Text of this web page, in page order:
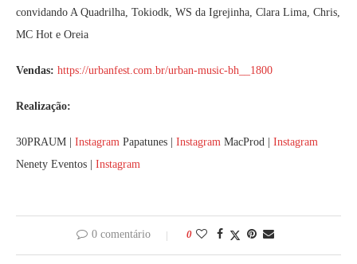
convidando A Quadrilha, Tokiodk, WS da Igrejinha, Clara Lima, Chris,
MC Hot e Oreia
Vendas: https://urbanfest.com.br/urban-music-bh__1800
Realização:
30PRAUM | Instagram Papatunes | Instagram MacProd | Instagram
Nenety Eventos | Instagram
0 comentário 0